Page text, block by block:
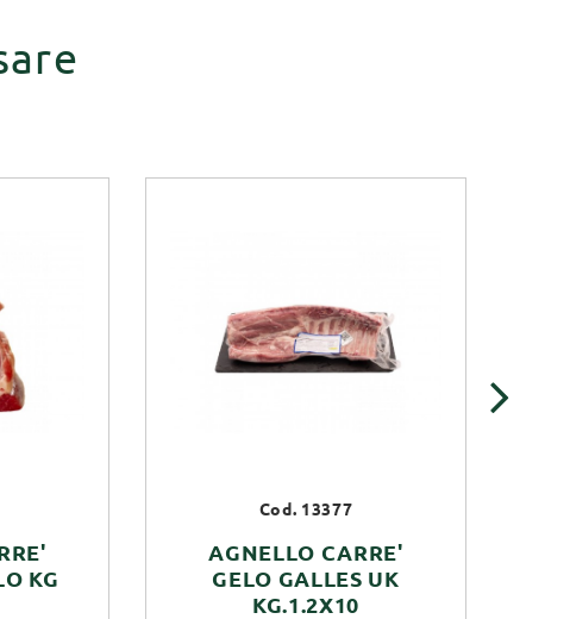
KG
Cod. 13377
AGNELLO CARRE'
GELO GALLES UK
KG.1.2X10